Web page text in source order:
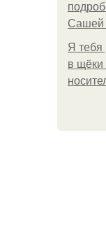
Сашей
Я тебя
в щёки